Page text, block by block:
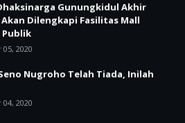
Gunungkidul Akhir
Dilengkapi Fasilitas Mall
Publik
2020
Nugroho Telah Tiada, Inilah
2020